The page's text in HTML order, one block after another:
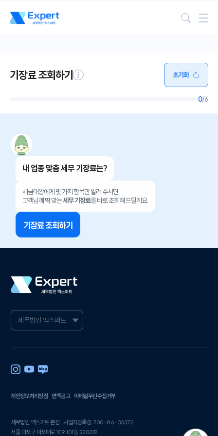
검색
기장료 조회하기
0/6
초기화
내 업종 맞춤 세무 기장료는?
세금대왕에게 몇 가지 항목만 알려 주시면,
고객님께 딱 맞는세무 기장료를 바로 조회해 드릴게요.
기장료 조회하기
세무법인 엑스퍼트 본점 사업자등록증: 730-86-03372
서울 마포구 마포대로 109 101동 2202호
개인정보처리방침 면책공고 이메일무단수집거부